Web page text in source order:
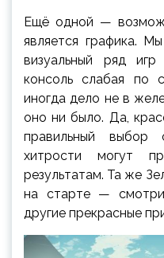
Ещё одной —
является графика.
визуальный ряд
консоль слабая по
иногда дело не в
оно ни было. Да,
правильный выбор
хитрости могут
результатам. Та же
на старте —
другие прекрасные